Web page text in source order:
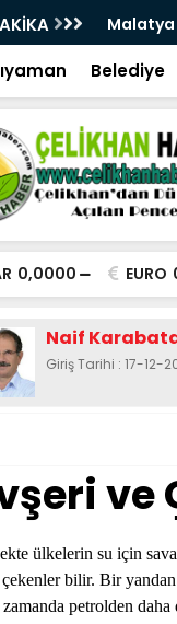
Belediye
0,0000 EURO
Naif
Giriş Tarihi : 17-12-
ve
ülkelerin su için
bilir. Bir
petrolden daha